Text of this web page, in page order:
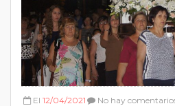
El 12/04/2021
No hay